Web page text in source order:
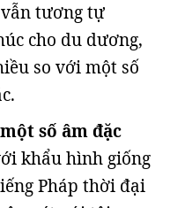
tương tự
cho du dương,
so với một số
số âm đặc
khẩu hình giống
Pháp thời đại